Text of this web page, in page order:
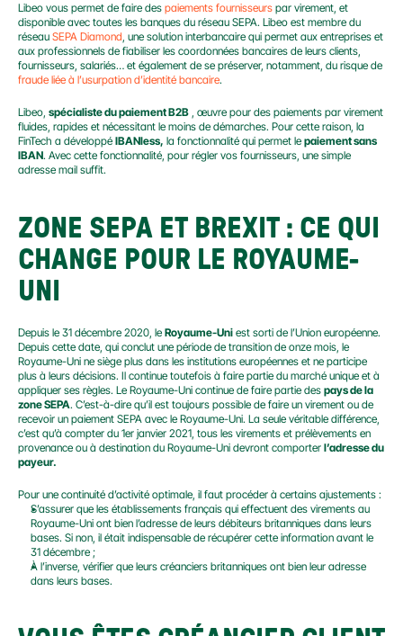
Libeo vous permet de faire des paiements fournisseurs par virement, et
disponible avec toutes les banques du réseau SEPA. Libeo est membre du
réseau SEPA Diamond, une solution interbancaire qui permet aux entreprises et
aux professionnels de fiabiliser les coordonnées bancaires de leurs clients,
fraude liée à l’usurpation d’identité bancaire.
Libeo, spécialiste du paiement B2B , œuvre pour des paiements par virement
fluides, rapides et nécessitant le moins de démarches. Pour cette raison, la
FinTech a développé IBANless, la fonctionnalité qui permet le paiement sans
IBAN. Avec cette fonctionnalité, pour régler vos fournisseurs, une simple
adresse mail suffit.
ZONE SEPA ET BREXIT : CE QUI
CHANGE POUR LE ROYAUME-
UNI
Depuis le 31 décembre 2020, le Royaume-Uni est sorti de l’Union européenne.
Depuis cette date, qui conclut une période de transition de onze mois, le
Royaume-Uni ne siège plus dans les institutions européennes et ne participe
plus à leurs décisions. Il continue toutefois à faire partie du marché unique et à
appliquer ses règles. Le Royaume-Uni continue de faire partie des pays de la
zone SEPA. C’est-à-dire qu’il est toujours possible de faire un virement ou de
recevoir un paiement SEPA avec le Royaume-Uni. La seule véritable différence,
c’est qu’à compter du 1er janvier 2021, tous les virements et prélèvements en
provenance ou à destination du Royaume-Uni devront comporter l’adresse du
payeur.
Pour une continuité d’activité optimale, il faut procéder à certains ajustements :
S’assurer que les établissements français qui effectuent des virements au
Royaume-Uni ont bien l’adresse de leurs débiteurs britanniques dans leurs
bases. Si non, il était indispensable de récupérer cette information avant le
31 décembre ;
À l’inverse, vérifier que leurs créanciers britanniques ont bien leur adresse
dans leurs bases.